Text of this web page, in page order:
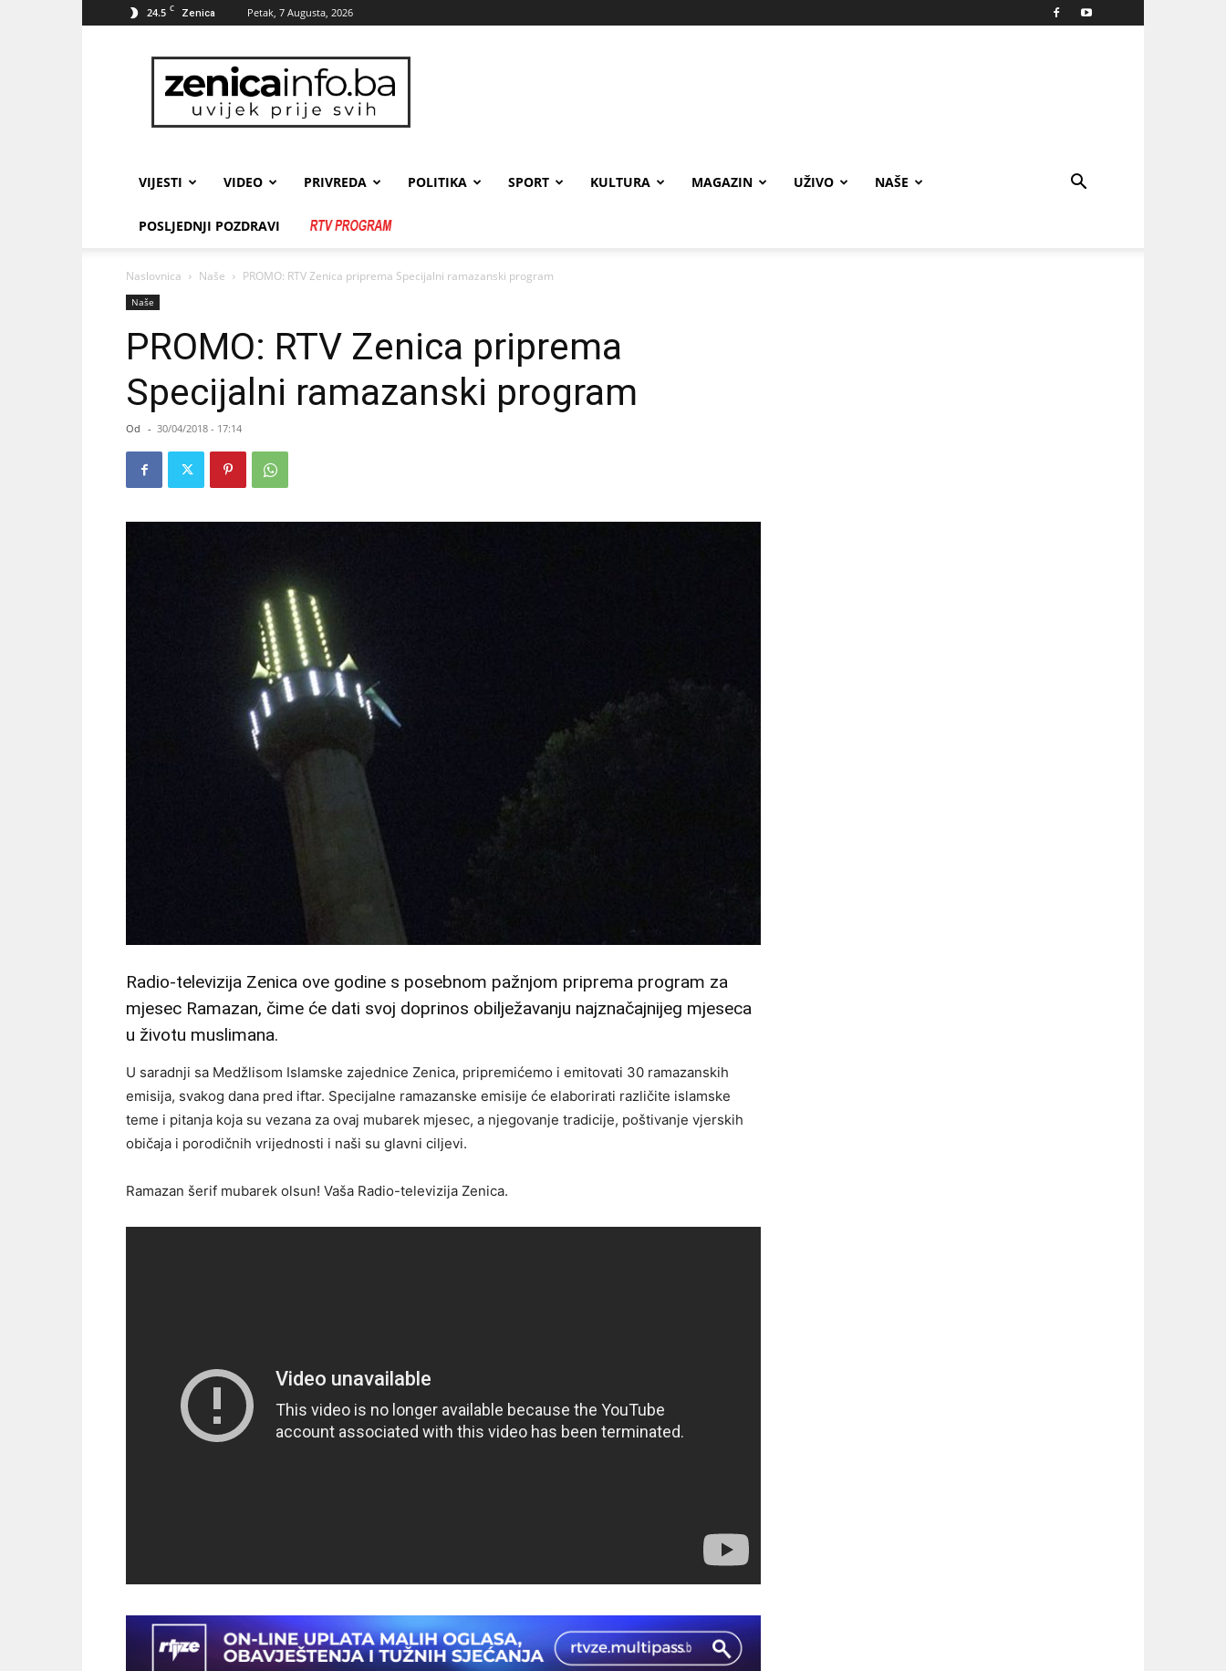
24.5 C Zenica Petak, 7 Augusta, 2026
zenicainfo.ba
VIJESTI VIDEO PRIVREDA POLITIKA SPORT KULTURA MAGAZIN UŽIVO NAŠE
POSLJEDNJI POZDRAVI
Naslovnica Naše PROMO: RTV Zenica priprema Specijalni ramazanski program
Naše
PROMO: RTV Zenica priprema
Specijalni ramazanski program
Od - 30/04/2018 - 17:14
Radio-televizija Zenica ove godine s posebnom pažnjom priprema program za
mjesec Ramazan, čime će dati svoj doprinos obilježavanju najznačajnijeg mjeseca
u životu muslimana.
U saradnji sa Medžlisom Islamske zajednice Zenica, pripremićemo i emitovati 30 ramazanskih
emisija, svakog dana pred iftar. Specijalne ramazanske emisije će elaborirati različite islamske
teme i pitanja koja su vezana za ovaj mubarek mjesec, a njegovanje tradicije, poštivanje vjerskih
običaja i porodičnih vrijednosti i naši su glavni ciljevi.
Ramazan šerif mubarek olsun! Vaša Radio-televizija Zenica.